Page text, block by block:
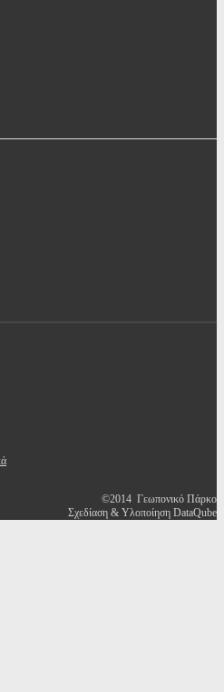
©2014 Γεωπονικό Πάρκο
Σχεδίαση & Υλοποίηση DataQube